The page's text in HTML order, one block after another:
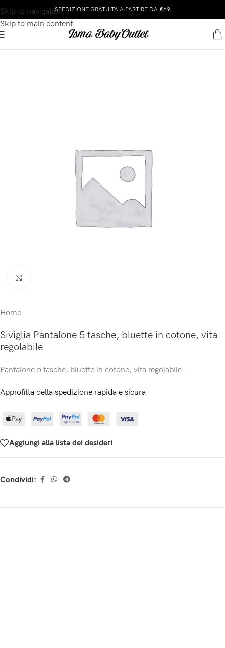
Skip to navigation
Skip to main content
SPEDIZIONE GRATUITA A PARTIRE DA €69
Home
Siviglia Pantalone 5 tasche, bluette in cotone, vita
regolabile
Pantalone 5 tasche, bluette in cotone, vita regolabile
Approfitta della spedizione rapida e sicura!
Aggiungi alla lista dei desideri
Condividi: